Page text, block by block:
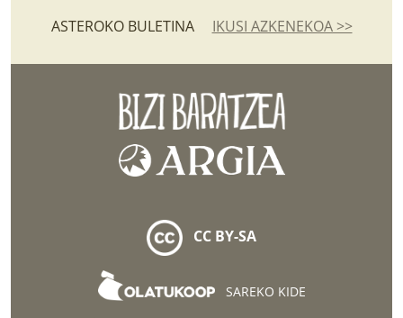
ASTEROKO BULETINA IKUSI AZKENEKOA >>
CC BY-SA
SAREKO KIDE